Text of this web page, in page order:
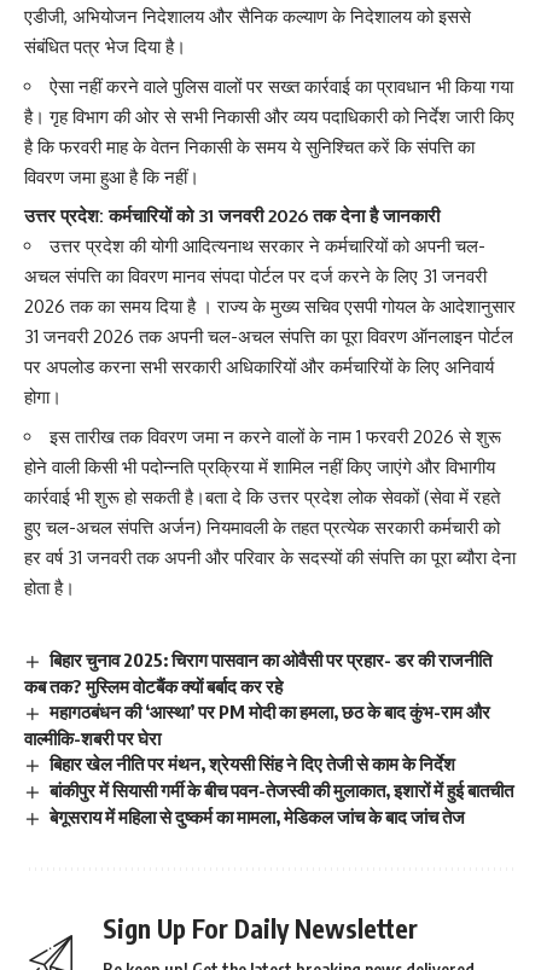
एडीजी, अभियोजन निदेशालय और सैनिक कल्याण के निदेशालय को इससे
संबंधित पत्र भेज दिया है।
ऐसा नहीं करने वाले पुलिस वालों पर सख्त कार्रवाई का प्रावधान भी किया गया
है। गृह विभाग की ओर से सभी निकासी और व्यय पदाधिकारी को निर्देश जारी किए
है कि फरवरी माह के वेतन निकासी के समय ये सुनिश्चित करें कि संपत्ति का
विवरण जमा हुआ है कि नहीं।
उत्तर प्रदेश: कर्मचारियों को 31 जनवरी 2026 तक देना है जानकारी
उत्तर प्रदेश की योगी आदित्यनाथ सरकार ने कर्मचारियों को अपनी चल-
अचल संपत्ति का विवरण मानव संपदा पोर्टल पर दर्ज करने के लिए 31 जनवरी
2026 तक का समय दिया है । राज्य के मुख्य सचिव एसपी गोयल के आदेशानुसार
31 जनवरी 2026 तक अपनी चल-अचल संपत्ति का पूरा विवरण ऑनलाइन पोर्टल
पर अपलोड करना सभी सरकारी अधिकारियों और कर्मचारियों के लिए अनिवार्य
होगा।
इस तारीख तक विवरण जमा न करने वालों के नाम 1 फरवरी 2026 से शुरू
होने वाली किसी भी पदोन्नति प्रक्रिया में शामिल नहीं किए जाएंगे और विभागीय
कार्रवाई भी शुरू हो सकती है।बता दे कि उत्तर प्रदेश लोक सेवकों (सेवा में रहते
हुए चल-अचल संपत्ति अर्जन) नियमावली के तहत प्रत्येक सरकारी कर्मचारी को
हर वर्ष 31 जनवरी तक अपनी और परिवार के सदस्यों की संपत्ति का पूरा ब्यौरा देना
होता है।
बिहार चुनाव 2025: चिराग पासवान का ओवैसी पर प्रहार- डर की राजनीति
कब तक? मुस्लिम वोटबैंक क्यों बर्बाद कर रहे
महागठबंधन की ‘आस्था’ पर PM मोदी का हमला, छठ के बाद कुंभ-राम और
वाल्मीकि-शबरी पर घेरा
बिहार खेल नीति पर मंथन, श्रेयसी सिंह ने दिए तेजी से काम के निर्देश
बांकीपुर में सियासी गर्मी के बीच पवन-तेजस्वी की मुलाकात, इशारों में हुई बातचीत
बेगूसराय में महिला से दुष्कर्म का मामला, मेडिकल जांच के बाद जांच तेज
Sign Up For Daily Newsletter